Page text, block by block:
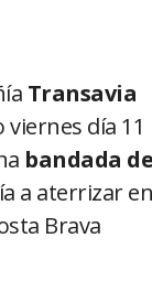
Transavia
día 11
bandada de
a aterrizar en
Brava